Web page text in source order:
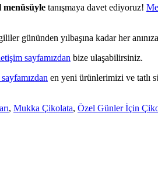
menüsüyle tanışmaya davet ediyoruz!
gününden yılbaşına kadar her
sayfamızdan bize ulaşabilirsiniz.
en yeni ürünlerimizi ve tatlı
, Mukka Çikolata, Özel Günler İçin